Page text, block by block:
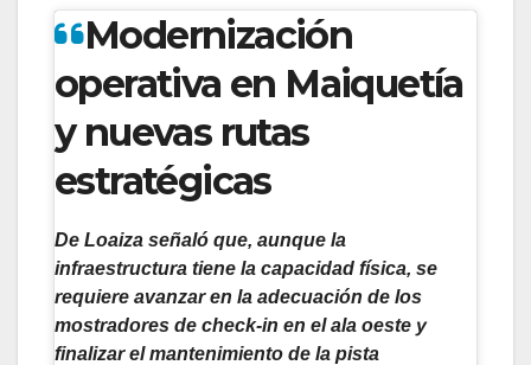
Modernización
operativa en Maiquetía
y nuevas rutas
estratégicas
De Loaiza señaló que, aunque la
infraestructura tiene la capacidad física, se
requiere avanzar en la adecuación de los
mostradores de check-in en el ala oeste y
finalizar el mantenimiento de la pista